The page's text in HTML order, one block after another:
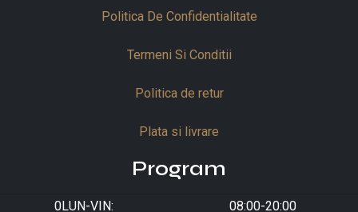
Politica De Confidentialitate
Termeni Si Conditii
Politica de retur
Plata si livrare
Program
0LUN-VIN: 08:00-20:00